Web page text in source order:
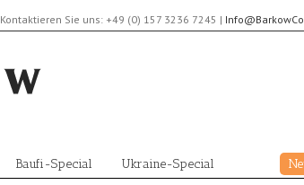
Kontaktieren Sie uns: +49 (0) 157 3236 7245 |
Baufi-Special Ukraine-Special